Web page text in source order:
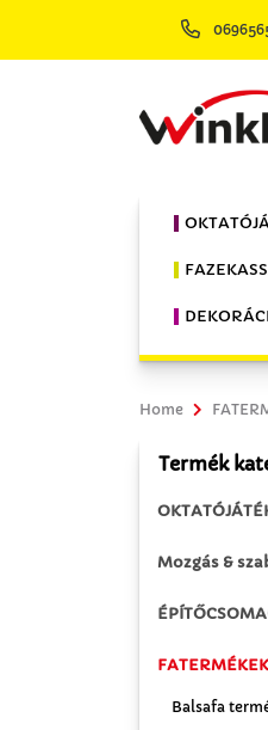
Home
Termék
Mozgás &
FATERMÉKEK
Balsafa